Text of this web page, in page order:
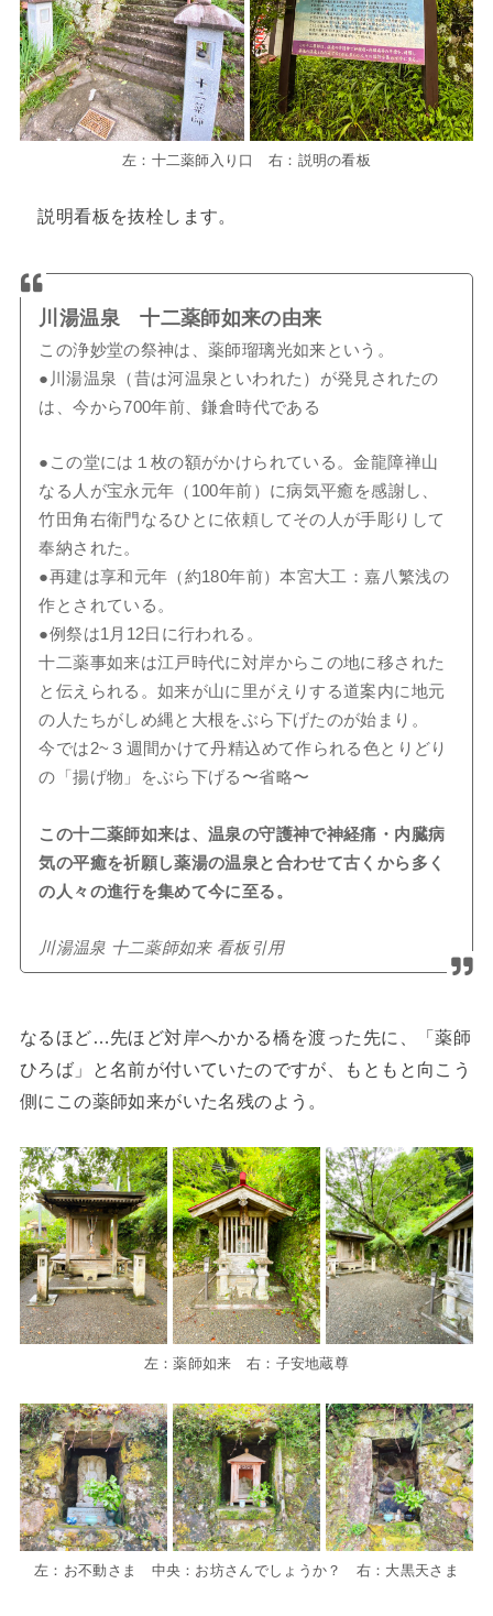
左：十二薬師入り口 右：説明の看板
説明看板を抜栓します。
川湯温泉 十二薬師如来の由来
この浄妙堂の祭神は、薬師瑠璃光如来という。
●川湯温泉（昔は河温泉といわれた）が発見されたの
は、今から700年前、鎌倉時代である
●この堂には１枚の額がかけられている。金龍障禅山
なる人が宝永元年（100年前）に病気平癒を感謝し、
竹田角右衛門なるひとに依頼してその人が手彫りして
奉納された。
●再建は享和元年（約180年前）本宮大工：嘉八繁浅の
作とされている。
●例祭は1月12日に行われる。
十二薬事如来は江戸時代に対岸からこの地に移された
と伝えられる。如来が山に里がえりする道案内に地元
の人たちがしめ縄と大根をぶら下げたのが始まり。
今では2~３週間かけて丹精込めて作られる色とりどり
の「揚げ物」をぶら下げる〜省略〜
この十二薬師如来は、温泉の守護神で神経痛・内臓病
気の平癒を祈願し薬湯の温泉と合わせて古くから多く
の人々の進行を集めて今に至る。
川湯温泉 十二薬師如来 看板引用
なるほど…先ほど対岸へかかる橋を渡った先に、「薬師
ひろば」と名前が付いていたのですが、もともと向こう
側にこの薬師如来がいた名残のよう。
左：薬師如来 右：子安地蔵尊
左：お不動さま 中央：お坊さんでしょうか？ 右：大黒天さま